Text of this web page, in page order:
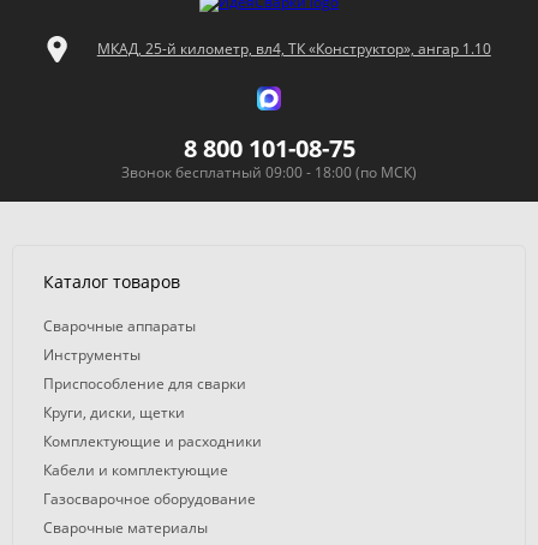
МКАД, 25-й километр, вл4, ТК «Конструктор», ангар 1.10
8 800 101-08-75
Звонок бесплатный 09:00 - 18:00 (по МСК)
Каталог товаров
Сварочные аппараты
Инструменты
Приспособление для сварки
Круги, диски, щетки
Комплектующие и расходники
Кабели и комплектующие
Газосварочное оборудование
Сварочные материалы